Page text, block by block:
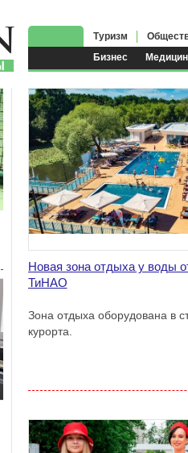
Бизнес
Туризм
Новая зона отдыха у воды
ТиНАО
Зона отдыха оборудована в
курорта.